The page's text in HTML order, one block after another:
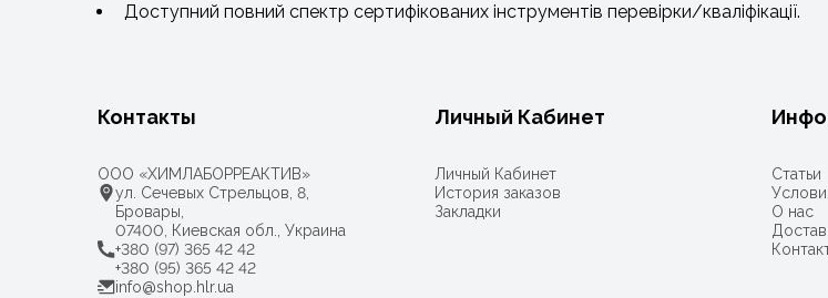
Доступний повний спектр сертифікованих інструментів перевірки/кваліфікації.
Контакты
ООО «ХИМЛАБОРРЕАКТИВ»
ул. Сечевых Стрельцов, 8,
Бровары,
07400, Киевская обл., Украина
+380 (97) 365 42 42
+380 (95) 365 42 42
info@shop.hlr.ua
Личный Кабинет
Личный Кабинет
История заказов
Закладки
Статьи
О нас